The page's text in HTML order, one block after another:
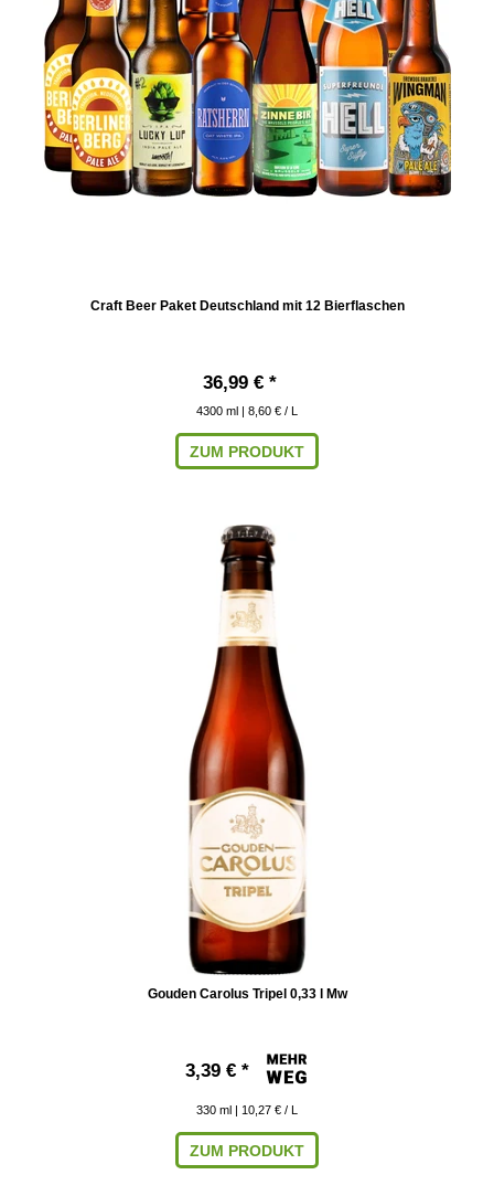
Craft Beer Paket Deutschland mit 12 Bierflaschen
36,99 € *
4300 ml | 8,60 € / L
ZUM PRODUKT
Gouden Carolus Tripel 0,33 l Mw
3,39 € *
330 ml | 10,27 € / L
ZUM PRODUKT